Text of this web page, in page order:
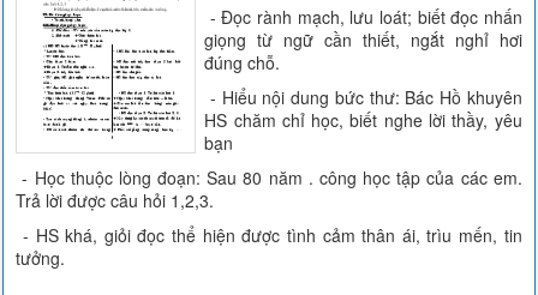
- Đọc rành mạch, lưu loát; biết đọc nhấn
giọng từ ngữ cần thiết, ngắt nghỉ hơi
đúng chỗ.
- Hiểu nội dung bức thư: Bác Hồ khuyên
HS chăm chỉ học, biết nghe lời thầy, yêu
bạn
- Học thuộc lòng đoạn: Sau 80 năm . công học tập của các em.
Trả lời được câu hỏi 1,2,3.
- HS khá, giỏi đọc thể hiện được tình cảm thân ái, trìu mến, tin
tưởng.